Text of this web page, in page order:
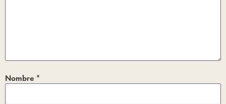
Nombre *